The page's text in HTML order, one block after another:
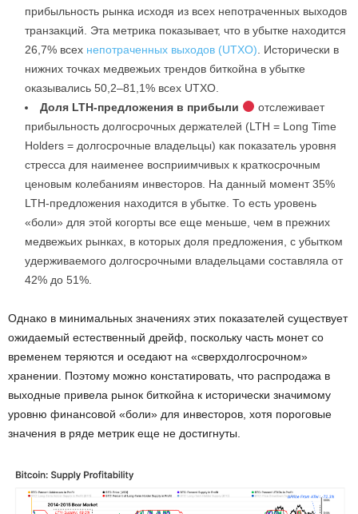
прибыльность рынка исходя из всех непотраченных выходов
транзакций. Эта метрика показывает, что в убытке находится
26,7% всех непотраченных выходов (UTXO) . Исторически в
нижних точках медвежьих трендов биткойна в убытке
оказывались 50,2–81,1% всех UTXO.
Доля LTH-предложения в прибыли
отслеживает
прибыльность долгосрочных держателей (LTH = Long Time
Holders = долгосрочные владельцы) как показатель уровня
стресса для наименее восприимчивых к краткосрочным
ценовым колебаниям инвесторов. На данный момент 35%
LTH-предложения находится в убытке. То есть уровень
«боли» для этой когорты все еще меньше, чем в прежних
медвежьих рынках, в которых доля предложения, с убытком
удерживаемого долгосрочными владельцами составляла от
42% до 51%.
Однако в минимальных значениях этих показателей существует
ожидаемый естественный дрейф, поскольку часть монет со
временем теряются и оседают на «сверхдолгосрочном»
хранении. Поэтому можно констатировать, что распродажа в
выходные привела рынок биткойна к исторически значимому
уровню финансовой «боли» для инвесторов, хотя пороговые
значения в ряде метрик еще не достигнуты.